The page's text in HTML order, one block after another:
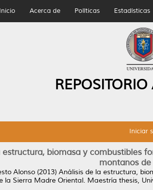
Inicio Acerca de Políticas Estadísticas
Iniciar
estructura, biomasa y combustibles
montanos
Alonso (2013) Análisis de la estructura,
la Sierra Madre Oriental. Maestría thesis,